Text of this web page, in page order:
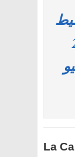
20
يونيو
La